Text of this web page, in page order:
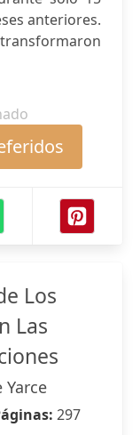
anteriores.
Los
Las
Yarce
297